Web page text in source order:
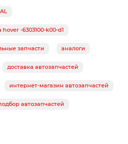
-6303100-k00-d1
запчасти аналоги
доставка автозапчастей
интернет-магазин автозапчастей
автозапчастей